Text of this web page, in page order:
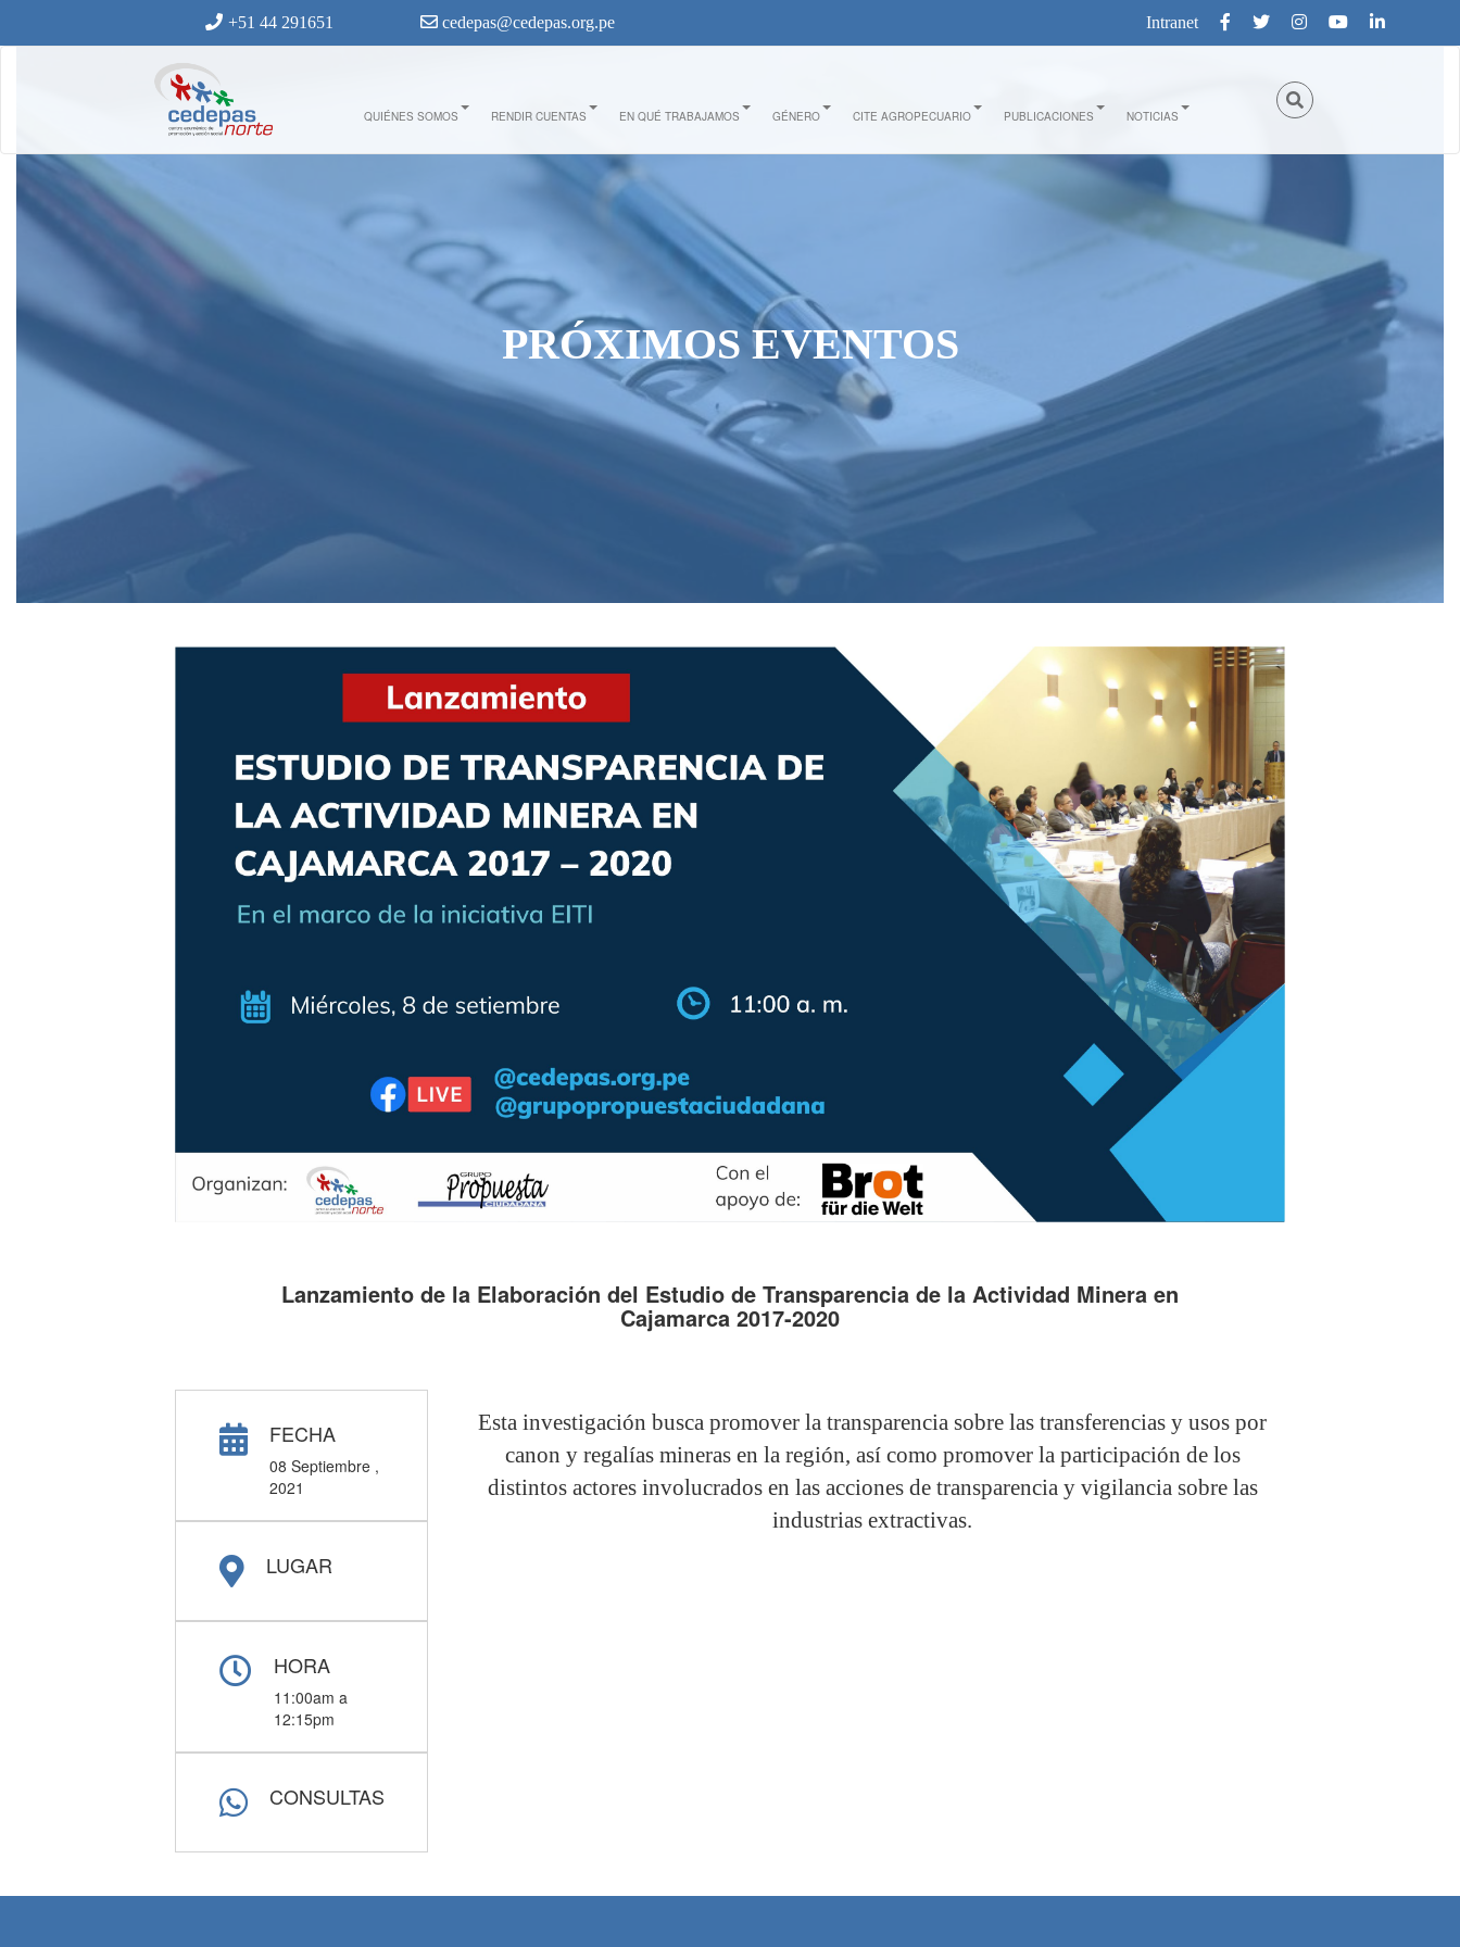
+51 44 291651 cedepas@cedepas.org.pe Intranet
QUIÉNES SOMOS RENDIR CUENTAS EN QUÉ TRABAJAMOS GÉNERO CITE AGROPECUARIO PUBLICACIONES NOTICIAS
PRÓXIMOS EVENTOS
Lanzamiento de la Elaboración del Estudio de Transparencia de la Actividad Minera en
Cajamarca 2017-2020
FECHA
08 Septiembre ,
2021
LUGAR
HORA
11:00am a
12:15pm
CONSULTAS
Esta investigación busca promover la transparencia sobre las transferencias y usos por
canon y regalías mineras en la región, así como promover la participación de los
distintos actores involucrados en las acciones de transparencia y vigilancia sobre las
industrias extractivas.